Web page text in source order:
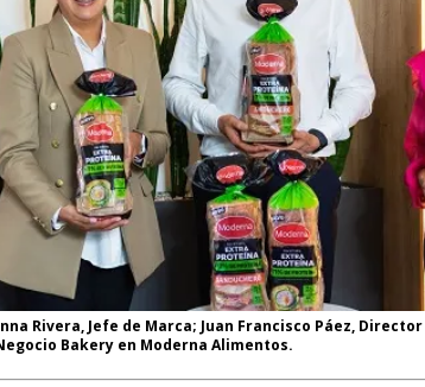
Rivera, Jefe de Marca; Juan Francisco Páez,
Bakery en Moderna Alimentos.